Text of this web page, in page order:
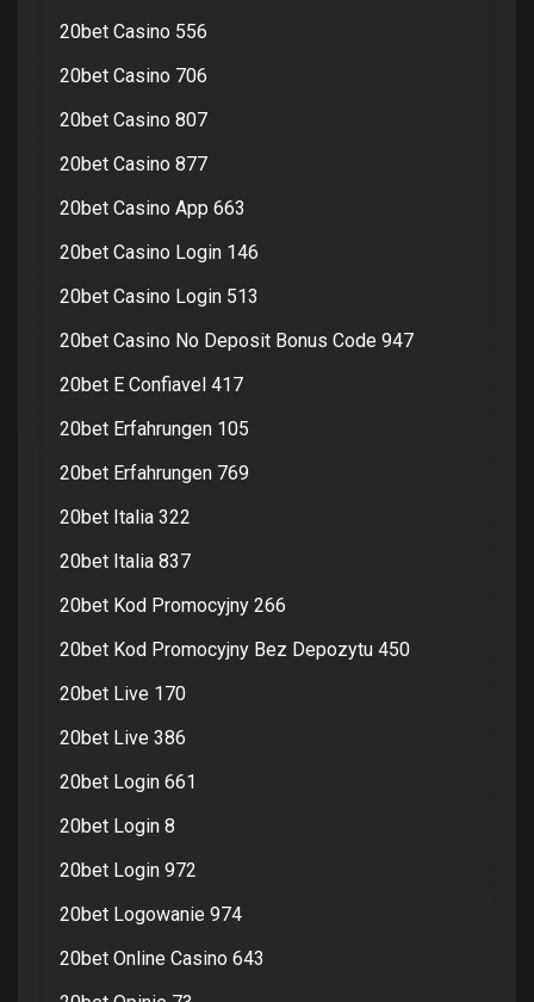
20bet Casino 556
20bet Casino 706
20bet Casino 807
20bet Casino 877
20bet Casino App 663
20bet Casino Login 146
20bet Casino Login 513
20bet Casino No Deposit Bonus Code 947
20bet E Confiavel 417
20bet Erfahrungen 105
20bet Erfahrungen 769
20bet Italia 322
20bet Italia 837
20bet Kod Promocyjny 266
20bet Kod Promocyjny Bez Depozytu 450
20bet Live 170
20bet Live 386
20bet Login 661
20bet Login 8
20bet Login 972
20bet Logowanie 974
20bet Online Casino 643